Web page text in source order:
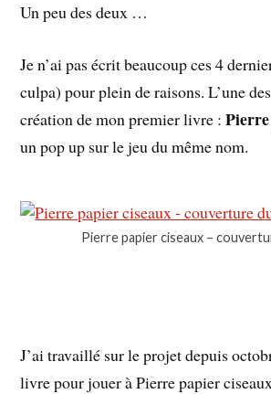
Un peu des deux …
Je n’ai pas écrit beaucoup ces 4
culpa) pour plein de raisons. L’une
création de mon premier livre :
un pop up sur le jeu du même nom.
Pierre papier ciseaux –
J’ai travaillé sur le projet depuis
livre pour jouer à Pierre papier